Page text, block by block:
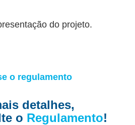
do projeto.
o regulamento
detalhes,
o Regulamento!